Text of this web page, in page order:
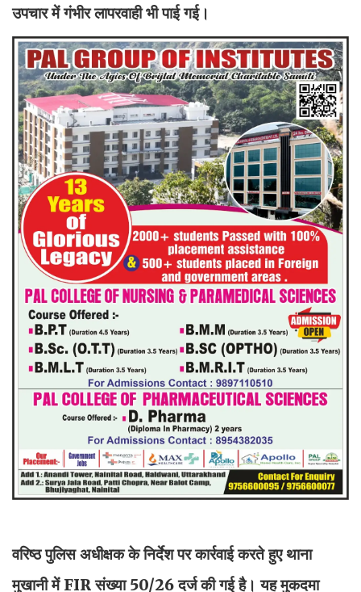
उपचार में गंभीर लापरवाही भी पाई गई।
वरिष्ठ पुलिस अधीक्षक के निर्देश पर कार्रवाई करते हुए थाना
मुखानी में FIR संख्या 50/26 दर्ज की गई है। यह मुकदमा